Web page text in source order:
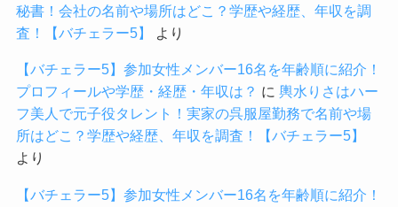
秘書！会社の名前や場所はどこ？学歴や経歴、年収を調
査！【バチェラー5】
より
【バチェラー5】参加女性メンバー16名を年齢順に紹介！
プロフィールや学歴・経歴・年収は？ に 輿水りさはハー
フ美人で元子役タレント！実家の呉服屋勤務で名前や場
所はどこ？学歴や経歴、年収を調査！【バチェラー5】
より
【バチェラー5】参加女性メンバー16名を年齢順に紹介！